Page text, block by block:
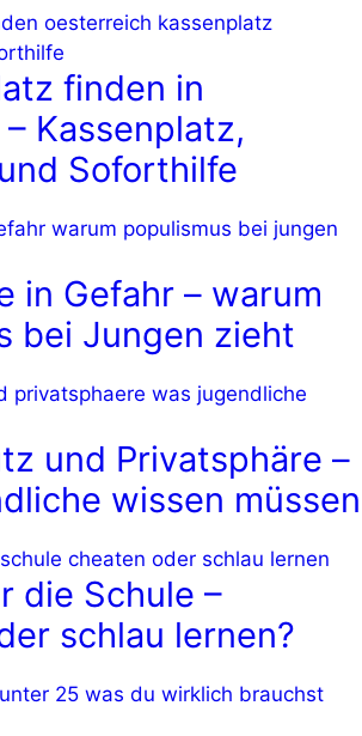
finden in
Kassenplatz,
Soforthilfe
in Gefahr – warum
bei Jungen zieht
und Privatsphäre –
wissen müssen
die Schule –
schlau lernen?